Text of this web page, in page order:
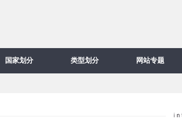
国家划分 类型划分 网站专题